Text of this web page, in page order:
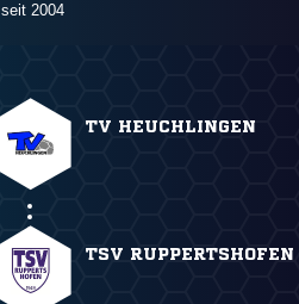
seit 2004
TV HEUCHLINGEN
TSV RUPPERTSHOFEN